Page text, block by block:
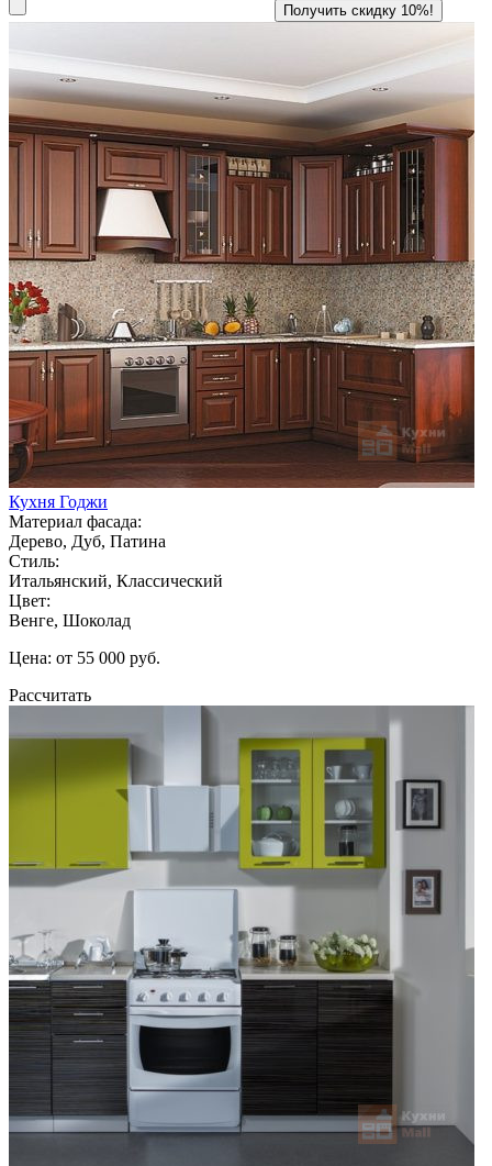
Кухня Годжи
Материал фасада:
Дерево, Дуб, Патина
Стиль:
Итальянский, Классический
Цвет:
Венге, Шоколад
Цена: от 55 000 руб.
Рассчитать